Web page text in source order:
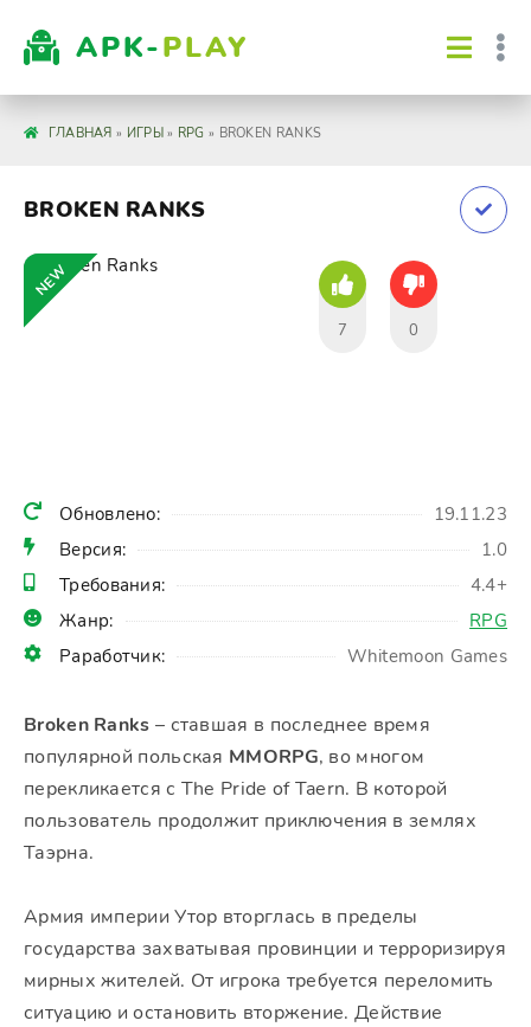
APK-PLAY
ГЛАВНАЯ » ИГРЫ» RPG » BROKEN RANKS
BROKEN RANKS
Обновлено:
19.11.23
Версия:
1.0
Требования:
4.4+
Жанр:
RPG
Раработчик:
Whitemoon Games
NEW
7 0
Broken Ranks – ставшая в последнее время
популярной польская MMORPG, во многом
перекликается с The Pride of Taern. В которой
пользователь продолжит приключения в землях
Таэрна.
Армия империи Утор вторглась в пределы
государства захватывая провинции и терроризируя
мирных жителей. От игрока требуется переломить
ситуацию и остановить вторжение. Действие